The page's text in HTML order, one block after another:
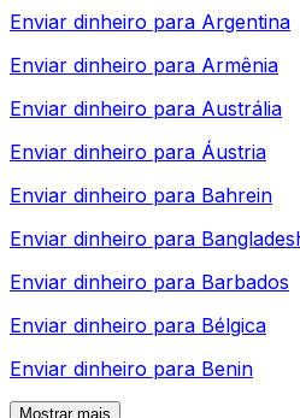
Enviar dinheiro para Argentina
Enviar dinheiro para Armênia
Enviar dinheiro para Austrália
Enviar dinheiro para Áustria
Enviar dinheiro para Bahrein
Enviar dinheiro para
Enviar dinheiro para Barbados
Enviar dinheiro para Bélgica
Enviar dinheiro para Benin
Mostrar mais